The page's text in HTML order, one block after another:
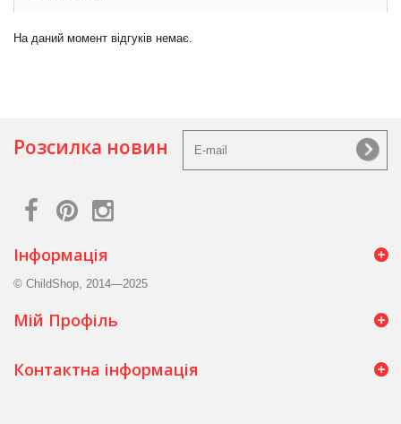
На даний момент відгуків немає.
Розсилка новин
Інформація
© ChildShop, 2014—2025
Мій Профіль
Контактна інформація